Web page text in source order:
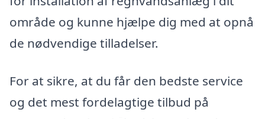
område og kunne hjælpe dig med at opnå
de nødvendige tilladelser.
For at sikre, at du får den bedste service
og det mest fordelagtige tilbud på